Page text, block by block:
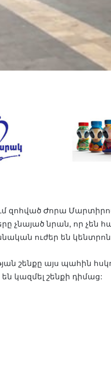
զոհված Ժորա
չնայած նրան, որ չեն
ուժեր են
շենքը այս պահին
կազմել շենքի դիմաց: